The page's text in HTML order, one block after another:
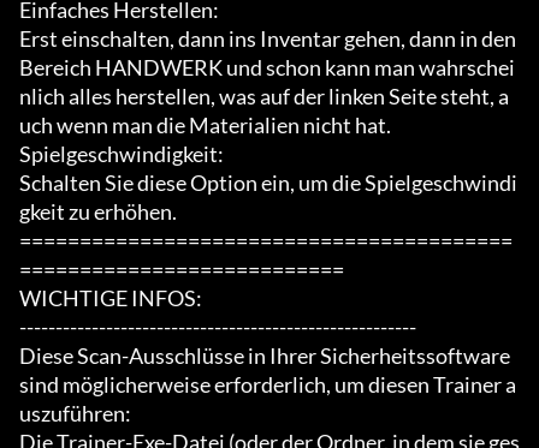
Einfaches Herstellen:
Erst einschalten, dann ins Inventar gehen, dann in den
Bereich HANDWERK und schon kann man wahrschei
nlich alles herstellen, was auf der linken Seite steht, a
uch wenn man die Materialien nicht hat.
Spielgeschwindigkeit:
Schalten Sie diese Option ein, um die Spielgeschwindi
gkeit zu erhöhen.
=========================================
===========================
WICHTIGE INFOS:
-------------------------------------------------------
Diese Scan-Ausschlüsse in Ihrer Sicherheitssoftware
sind möglicherweise erforderlich, um diesen Trainer a
uszuführen:
Die Trainer-Exe-Datei (oder der Ordner, in dem sie ges